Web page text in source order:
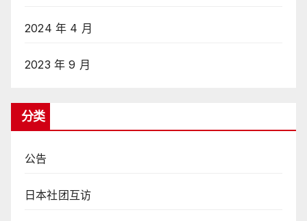
2024 年 4 月
2023 年 9 月
分类
公告
日本社团互访